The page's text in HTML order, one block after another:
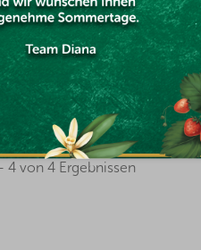
4 von 4 Ergebnissen